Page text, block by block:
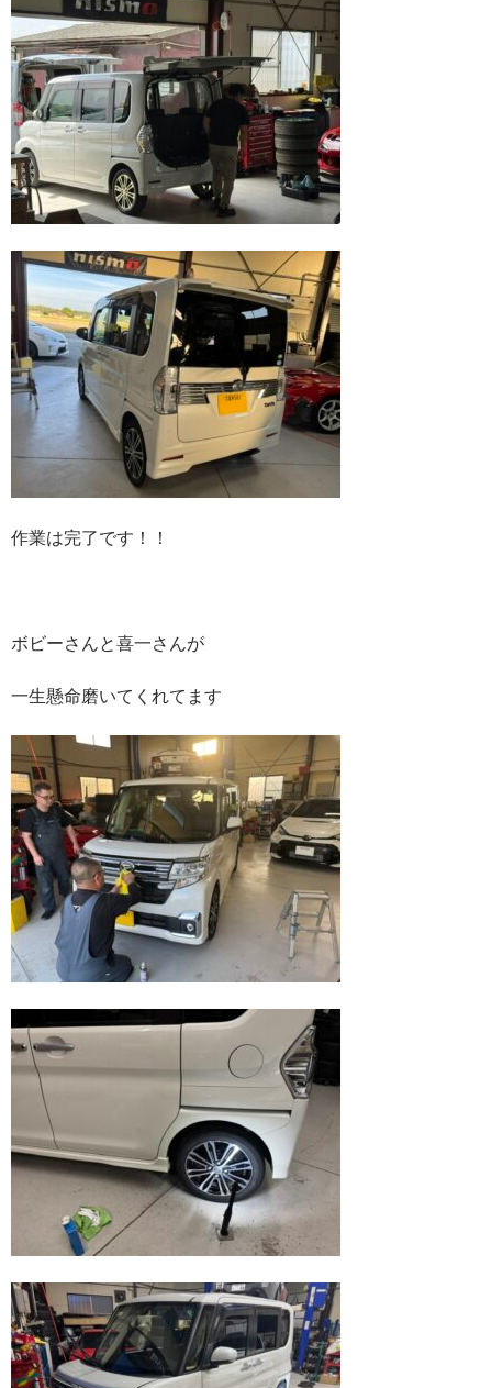
作業は完了です！！
ボビーさんと喜一さんが
一生懸命磨いてくれてます